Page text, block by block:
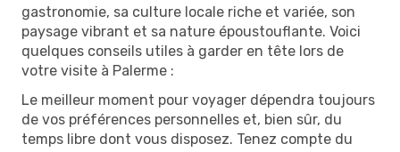
gastronomie, sa culture locale riche et variée, son
paysage vibrant et sa nature époustouflante. Voici
quelques conseils utiles à garder en tête lors de
votre visite à Palerme :
Le meilleur moment pour voyager dépendra toujours
de vos préférences personnelles et, bien sûr, du
temps libre dont vous disposez. Tenez compte du